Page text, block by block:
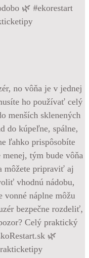
🌿 #ekorestart